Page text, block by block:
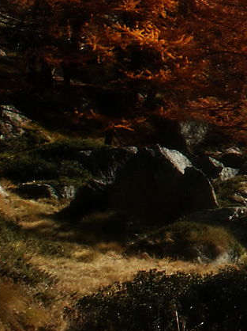
20. hét
Csak most érzem, hogy saját létem
A kozmikus létezéstől eltávolodva
Magára maradna, önmagát
S ha csak olyan alapokra építene, ami
Akkor voltaképpen meg kellene ölnie
21. hét
Érzem, hogy egy külső termékenyítő
Megerősödve ad át önmagamnak
S érzem, hogy a csíra érlelődik,
És a sejtelem fénnyel telítve
Saját Énem erőihez bennem.
22. hét
A kozmikus messzeségekből fakadó
Nagy erővel bennünk él tovább:
A lélek belső fényévé válik,
És szellemi mélységekbe világít,
Hogy hozzon olyan gyümölcsöket,
Melyek a kozmikus Énből idővel